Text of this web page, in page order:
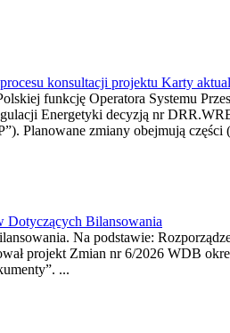
konsultacji projektu Karty
funkcję Operatora Systemu
Energetyki decyzją nr
Planowane zmiany obejmują
Dotyczących Bilansowania
Na podstawie:
projekt Zmian nr 6/2026 WDB
...